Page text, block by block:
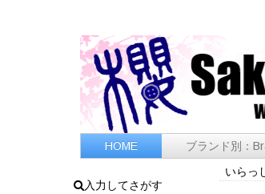
HOME ブランド別：
入力してさがす
いらっ